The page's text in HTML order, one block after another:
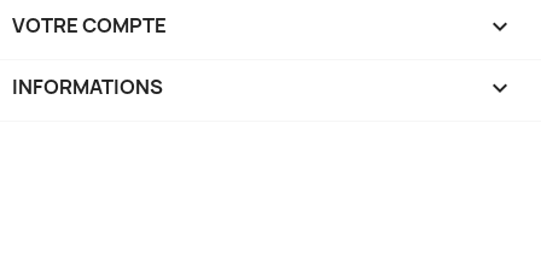
VOTRE COMPTE 
INFORMATIONS keyboard_arrow_down